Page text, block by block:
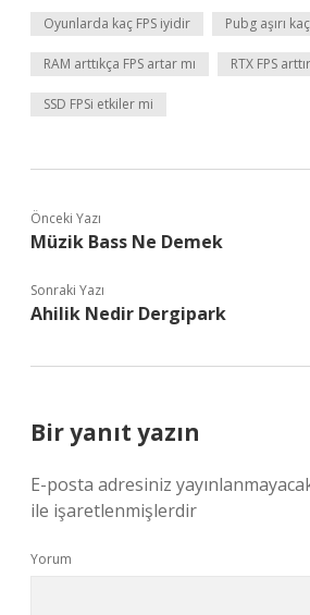
Oyunlarda kaç FPS iyidir Pubg aşırı
RAM arttıkça FPS artar mı RTX FPS
SSD FPSi etkiler mi
Önceki Yazı
Müzik Bass Ne Demek
Sonraki Yazı
Ahilik Nedir Dergipark
Bir yanıt yazın
E-posta adresiniz
ile işaretlenmişlerdir
Yorum